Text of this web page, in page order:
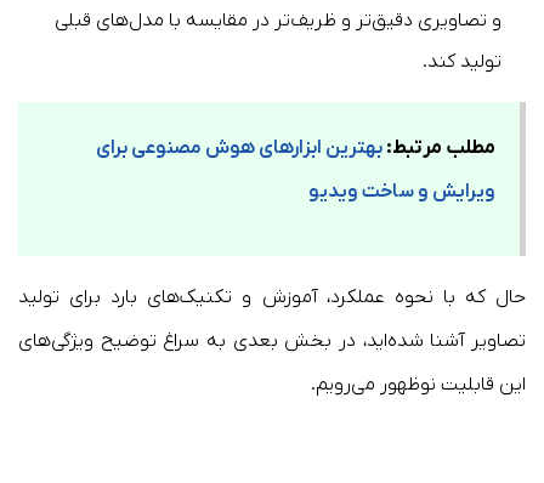
و تصاویری دقیق‌تر و ظریف‌تر در مقایسه با مدل‌های قبلی
تولید کند.
مطلب مرتبط: بهترین ابزارهای هوش مصنوعی برای
ویرایش و ساخت ویدیو
حال که با نحوه عملکرد، آموزش و تکنیک‌های بارد برای تولید
تصاویر آشنا شده‌اید، در بخش بعدی به سراغ توضیح ویژگی‌های
این قابلیت نوظهور می‌رویم.